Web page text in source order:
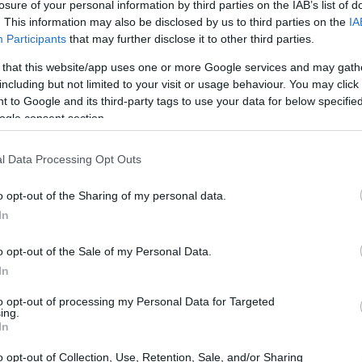
of your personal information by third parties on the IAB’s list of
This information may also be disclosed by us to third parties on the
Participants that may further disclose it to other third parties.
that this website/app uses one or more Google services and may
but not limited to your visit or usage behaviour. You may
to Google and its third-party tags to use your data for below
consent section.
Data Processing Opt Outs
opt-out of the Sharing of my personal data.
opt-out of the Sale of my Personal Data.
opt-out of processing my Personal Data for Targeted
opt-out of Collection, Use, Retention, Sale, and/or Sharing
USD. No início de dezembro de 2021, o preço será
$ 11,03, preço mínimo de $ 8,17 para dezembro
de 2021 é $ 9,60. previsão de preço no final de
de 2021 4%.